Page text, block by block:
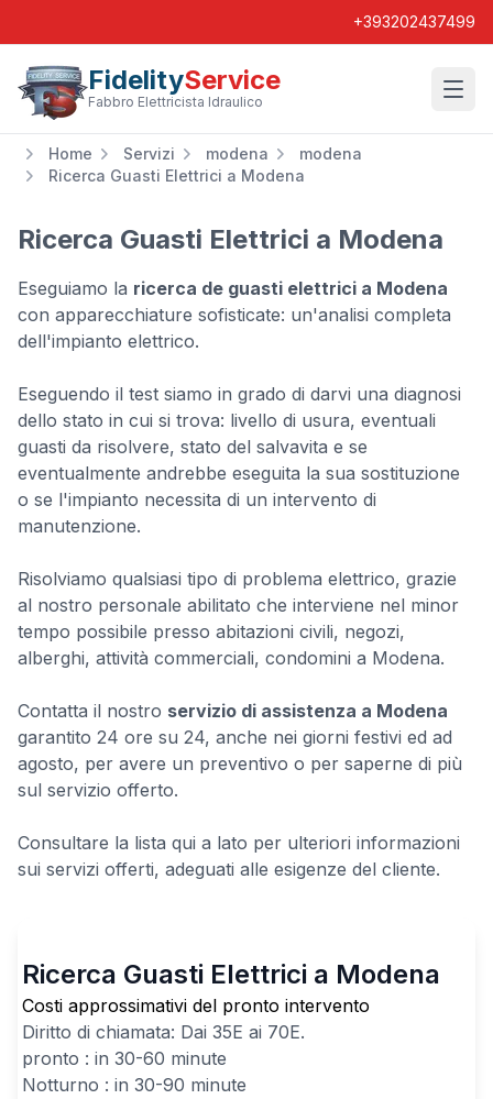
+393202437499
FidelityService
Fabbro Elettricista Idraulico
Home Servizi modena
modena
Ricerca Guasti Elettrici a Modena
Ricerca Guasti Elettrici a Modena
Eseguiamo la ricerca de guasti elettrici a Modena
con apparecchiature sofisticate: un'analisi completa
dell'impianto elettrico.
Eseguendo il test siamo in grado di darvi una diagnosi
dello stato in cui si trova: livello di usura, eventuali
guasti da risolvere, stato del salvavita e se
eventualmente andrebbe eseguita la sua sostituzione
o se l'impianto necessita di un intervento di
manutenzione.
Risolviamo qualsiasi tipo di problema elettrico, grazie
al nostro personale abilitato che interviene nel minor
tempo possibile presso abitazioni civili, negozi,
alberghi, attività commerciali, condomini a Modena.
Contatta il nostro servizio di assistenza a Modena
garantito 24 ore su 24, anche nei giorni festivi ed ad
agosto, per avere un preventivo o per saperne di più
sul servizio offerto.
Consultare la lista qui a lato per ulteriori informazioni
sui servizi offerti, adeguati alle esigenze del cliente.
Ricerca Guasti Elettrici a Modena
Costi approssimativi del pronto intervento
Diritto di chiamata: Dai 35E ai 70E.
pronto : in 30-60 minute
Notturno : in 30-90 minute